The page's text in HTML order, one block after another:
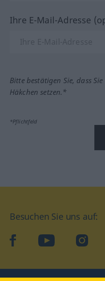
Ihre E-Mail-Adresse
Bitte bestätigen Sie, dass
Häkchen setzen.*
*Pflichtfeld
Besuchen Sie uns auf:
facebookYouTube